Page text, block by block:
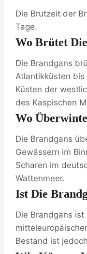
Die Brutzeit der
Tage.
Wo Brütet
Die Brandgans
Atlantikküsten bis
Küsten der
des Kaspischen
Wo
Die Brandgans
Gewässern im
Scharen im
Wattenmeer.
Ist Die
Die Brandgans
Bestand ist